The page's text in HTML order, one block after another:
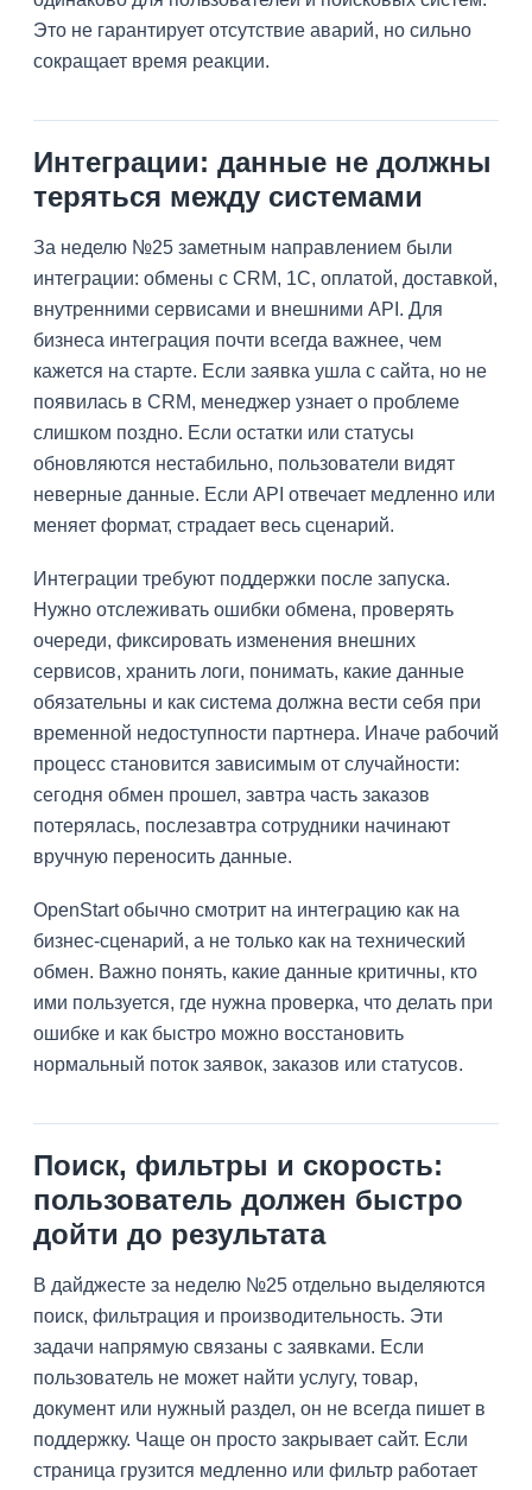
Это не гарантирует отсутствие аварий, но сильно
сокращает время реакции.
Интеграции: данные не должны
теряться между системами
За неделю №25 заметным направлением были
интеграции: обмены с CRM, 1С, оплатой, доставкой,
внутренними сервисами и внешними API. Для
бизнеса интеграция почти всегда важнее, чем
кажется на старте. Если заявка ушла с сайта, но не
появилась в CRM, менеджер узнает о проблеме
слишком поздно. Если остатки или статусы
обновляются нестабильно, пользователи видят
неверные данные. Если API отвечает медленно или
меняет формат, страдает весь сценарий.
Интеграции требуют поддержки после запуска.
Нужно отслеживать ошибки обмена, проверять
очереди, фиксировать изменения внешних
сервисов, хранить логи, понимать, какие данные
обязательны и как система должна вести себя при
временной недоступности партнера. Иначе рабочий
процесс становится зависимым от случайности:
сегодня обмен прошел, завтра часть заказов
потерялась, послезавтра сотрудники начинают
вручную переносить данные.
OpenStart обычно смотрит на интеграцию как на
бизнес-сценарий, а не только как на технический
обмен. Важно понять, какие данные критичны, кто
ими пользуется, где нужна проверка, что делать при
ошибке и как быстро можно восстановить
нормальный поток заявок, заказов или статусов.
Поиск, фильтры и скорость:
пользователь должен быстро
дойти до результата
В дайджесте за неделю №25 отдельно выделяются
поиск, фильтрация и производительность. Эти
задачи напрямую связаны с заявками. Если
пользователь не может найти услугу, товар,
документ или нужный раздел, он не всегда пишет в
поддержку. Чаще он просто закрывает сайт. Если
страница грузится медленно или фильтр работает